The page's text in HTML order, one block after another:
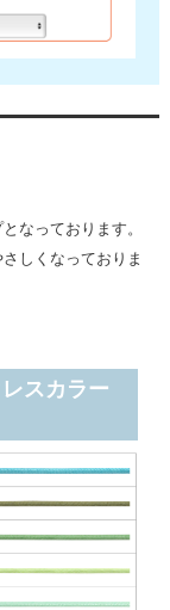
なっております。
しくなっておりま
スカラー